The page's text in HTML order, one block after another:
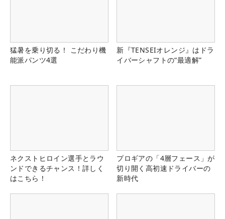
猛暑を乗り切る！ こだわり機
能派パンツ4選
新『TENSEIオレンジ』はドラ
イバーシャフトの“最適解”
ネクストヒロイン選手とラウ
ンドできるチャンス！詳しく
はこちら！
プロギアの「4層フェース」が
切り開く高初速ドライバーの
新時代